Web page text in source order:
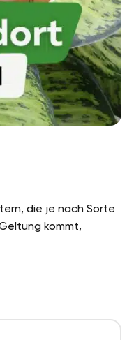
die je nach Sorte
kommt,